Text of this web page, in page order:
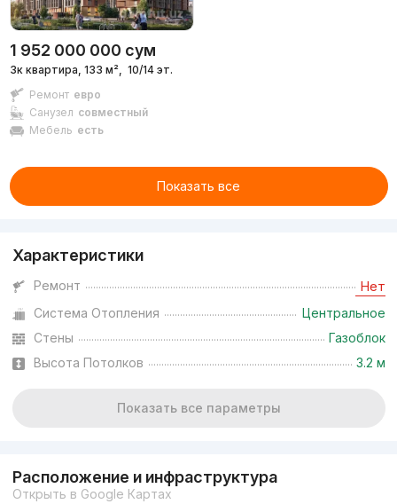
1 952 000 000 сум
3к квартира, 133 м², 10/14 эт.
Ремонт евро
Санузел совместный
Мебель есть
Показать все
Характеристики
Ремонт Нет
Система Отопления
Центральное
Стены
Газоблок
Высота Потолков
3.2 м
Показать все параметры
Расположение и инфраструктура
Открыть в Google Картах